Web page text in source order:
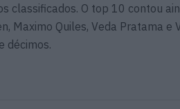
classificados. O top 10 contou
Maximo Quiles, Veda Pratama e
décimos.